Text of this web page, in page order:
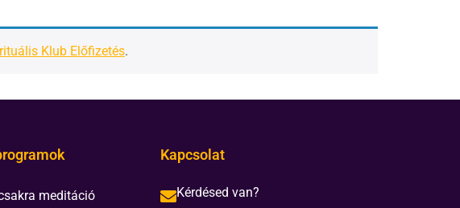
Klub Előfizetés.
meditáció
Kapcsolat
Kérdésed van?